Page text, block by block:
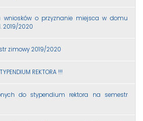
wniosków o przyznanie miejsca w domu
2019/2020
zimowy 2019/2020
REKTORA !!!
do stypendium rektora na semestr